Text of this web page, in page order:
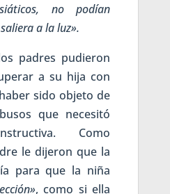
no podían
a la luz».
padres pudieron
a su hija con
sido objeto de
que necesitó
Como
le dijeron que la
para que la niña
, como si ella